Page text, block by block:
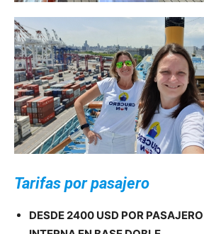
Tarifas por pasajero
DESDE 2400 USD POR